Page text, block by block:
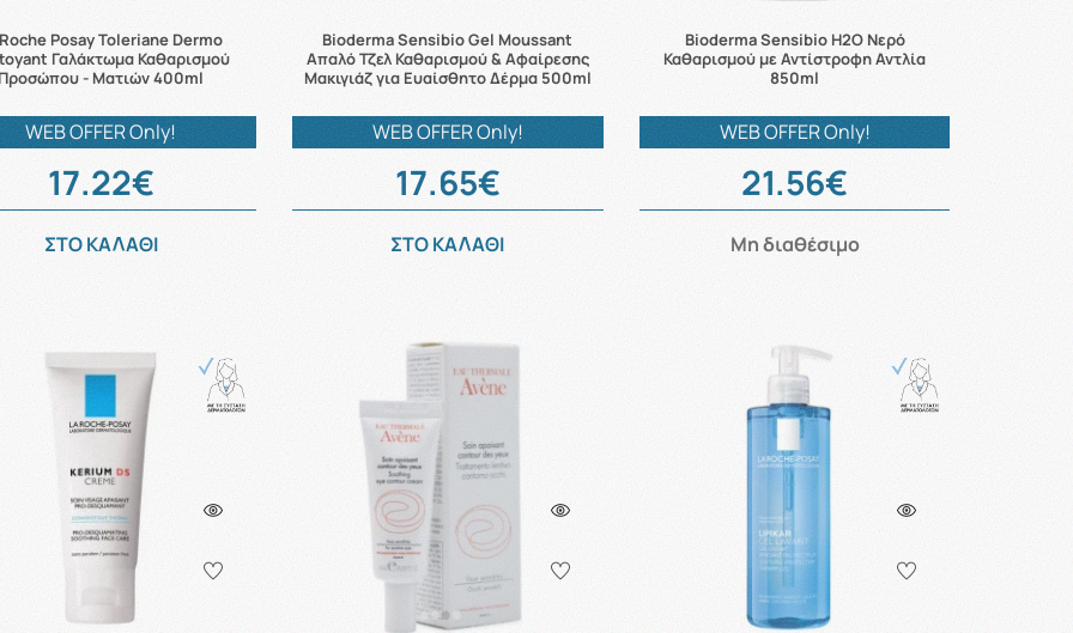
Posay Toleriane Dermo
Γαλάκτωμα Καθαρισμού
- Ματιών 400ml
WEB OFFER Only!
17.22€
ΣΤΟ ΚΑΛΑΘΙ
Bioderma Sensibio Gel Moussant
Απαλό Τζελ Καθαρισμού & Αφαίρεσης
Μακιγιάζ για Ευαίσθητο Δέρμα 500ml
WEB OFFER Only!
17.65€
ΣΤΟ ΚΑΛΑΘΙ
Bioderma Sensibio H2O Νερό
Καθαρισμού με Αντίστροφη Αντλία
850ml
WEB OFFER Only!
21.56€
Μη διαθέσιμο